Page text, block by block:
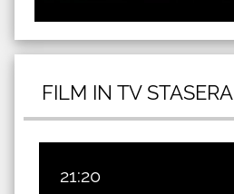
FILM IN TV STASERA
21:20